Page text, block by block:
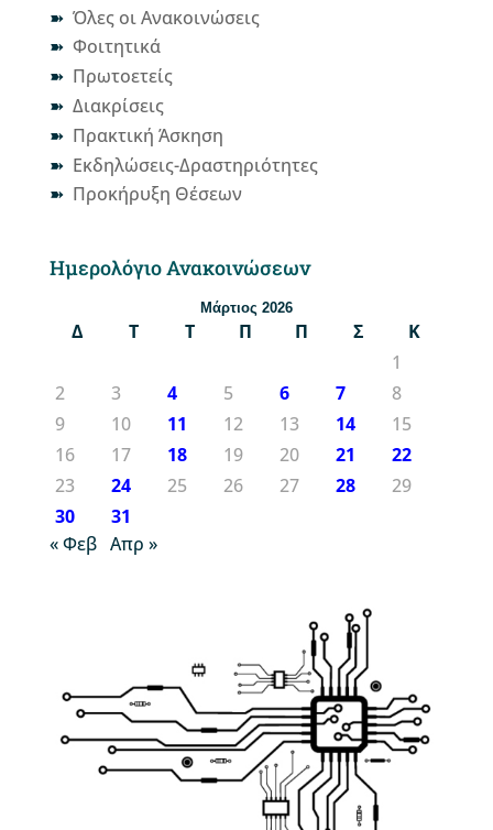
Όλες οι Ανακοινώσεις
Φοιτητικά
Πρωτοετείς
Διακρίσεις
Πρακτική Άσκηση
Εκδηλώσεις-Δραστηριότητες
Προκήρυξη Θέσεων
Ημερολόγιο Ανακοινώσεων
Μάρτιος 2026
Δ Τ Τ Π Π Σ
Κ
1
2
3 4 5 6 7
8
9
10 11 12 13 14
15
16
17 18 19 20 21
22
23
24 25 26 27 28
29
30
31
« Φεβ Απρ »